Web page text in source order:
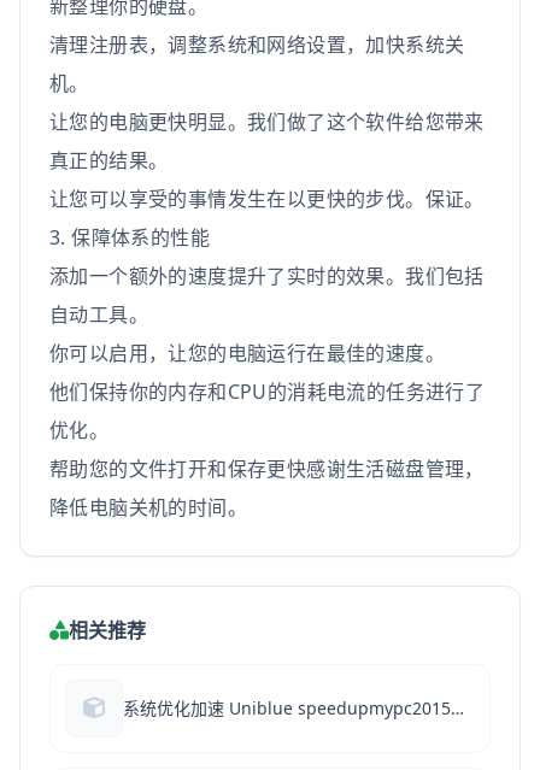
新整理你的硬盘。
清理注册表，调整系统和网络设置，加快系统关
机。
让您的电脑更快明显。我们做了这个软件给您带来
真正的结果。
让您可以享受的事情发生在以更快的步伐。保证。
3. 保障体系的性能
添加一个额外的速度提升了实时的效果。我们包括
自动工具。
你可以启用，让您的电脑运行在最佳的速度。
他们保持你的内存和CPU的消耗电流的任务进行了
优化。
帮助您的文件打开和保存更快感谢生活磁盘管理，
降低电脑关机的时间。
相关推荐
系统优化加速 Uniblue speedupmypc2015特别版 v6.0.9.0 中文绿色版(附注册码)